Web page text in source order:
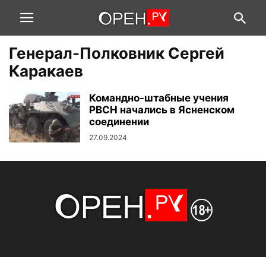
Генерал-Полковник Сергей
Каракаев
Командно-штабные учения
РВСН начались в Ясненском
соединении
27.09.2024